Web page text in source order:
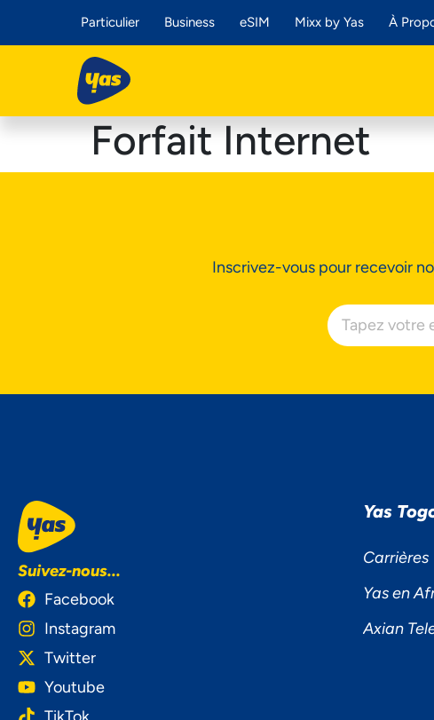
Particulier Business eSIM Mixx by Yas À
Forfait Internet
Inscrivez-vous pour recevoir
Suivez-nous...
Facebook
Instagram
Twitter
Youtube
Yas
Carrières
Yas en
Axian